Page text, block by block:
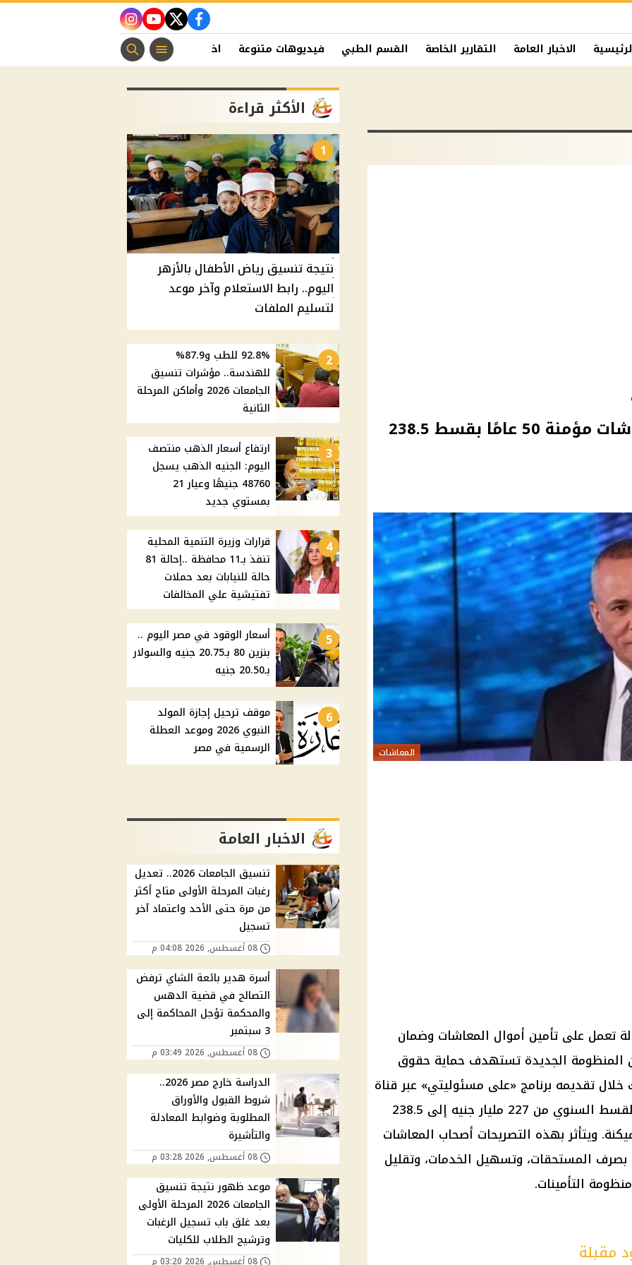
facebook
twitter
youtube
instagram
الاخبار العامة التقارير الخاصة القسم الطبي فيديوهات متنوعة اخبار الفن منوعات مسيحية
أحمد موسى: أموال المعاشات مؤمنة 50 عامًا بقسط 238.5
المعاشات
تعمل على تأمين أموال المعاشات وضمان
المنظومة الجديدة تستهدف حماية حقوق
عامًا. جاء ذلك خلال تقديمه برنامج «على مسئوليتي» عبر قناة
صدى البلد، حيث أشار إلى ارتفاع القسط السنوي من 227 مليار جنيه إلى 238.5
أصحاب المعاشات
بصرف المستحقات، وتسهيل الخدمات، وتقليل
منظومة التأمينات.
مقبلة
الأكثر قراءة
1
نتيجة تنسيق رياض الأطفال بالأزهر
اليوم.. رابط الاستعلام وآخر موعد
لتسليم الملفات
2
92.8% للطب و87.9%
للهندسة.. مؤشرات تنسيق
الجامعات 2026 وأماكن المرحلة
الثانية
3
ارتفاع أسعار الذهب منتصف
اليوم: الجنيه الذهب يسجل
48760 جنيهًا وعيار 21
بمستوي جديد
4
قرارات وزيرة التنمية المحلية
تنفذ بـ11 محافظة ..إحالة 81
حالة للنيابات بعد حملات
تفتيشية علي المخالفات
5
أسعار الوقود في مصر اليوم ..
بنزين 80 بـ20.75 جنيه والسولار
بـ20.50 جنيه
6
موقف ترحيل إجازة المولد
النبوي 2026 وموعد العطلة
الرسمية في مصر
الاخبار العامة
تنسيق الجامعات 2026.. تعديل
رغبات المرحلة الأولى متاح أكثر
من مرة حتى الأحد واعتماد آخر
تسجيل
08 أغسطس, 2026 04:08 م
أسرة هدير بائعة الشاي ترفض
التصالح في قضية الدهس
والمحكمة تؤجل المحاكمة إلى
3 سبتمبر
08 أغسطس, 2026 03:49 م
الدراسة خارج مصر 2026..
شروط القبول والأوراق
المطلوبة وضوابط المعادلة
والتأشيرة
08 أغسطس, 2026 03:28 م
موعد ظهور نتيجة تنسيق
الجامعات 2026 المرحلة الأولى
بعد غلق باب تسجيل الرغبات
وترشيح الطلاب للكليات
08 أغسطس, 2026 03:20 م